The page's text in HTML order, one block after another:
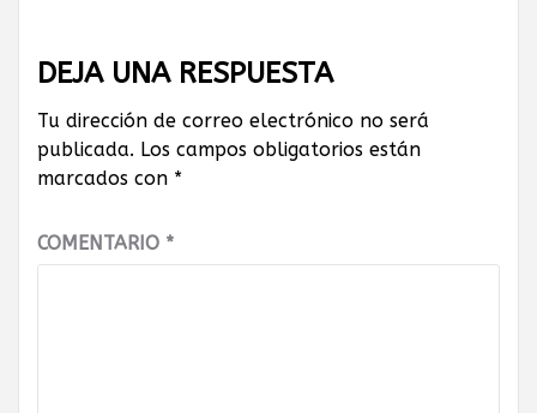
DEJA UNA RESPUESTA
Tu dirección de correo electrónico no será
publicada. Los campos obligatorios están
marcados con *
COMENTARIO *